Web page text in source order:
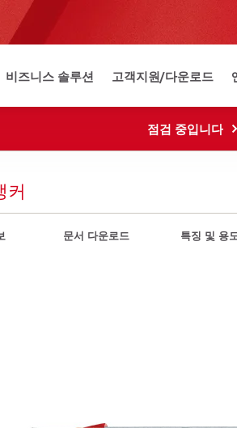
비즈니스 솔루션 고객지원/다운로드
점검 중입니다
커
문서 다운로드 특징 및 용